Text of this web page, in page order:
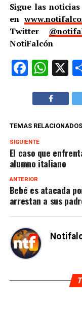
Sigue las
en
Twitter
NotiFalcón
X
TEMAS RELACIONADOS
SIGUIENTE
El caso que
alumno italiano
ANTERIOR
Bebé es atacada
arrestan a sus